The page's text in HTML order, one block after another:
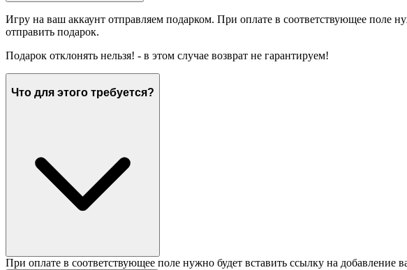
Игру на ваш аккаунт отправляем подарком. При оплате в соответствующее поле
отправить подарок.
Подарок отклонять нельзя! - в этом случае возврат не гарантируем!
Что для этого требуется?
При оплате в соответствующее поле нужно будет вставить ссылку на